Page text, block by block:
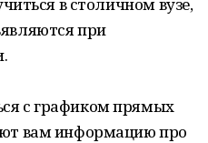
при
с графиком прямых
вам информацию про